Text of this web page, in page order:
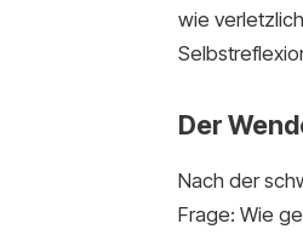
wie
Der
Nach der
Frage: Wie